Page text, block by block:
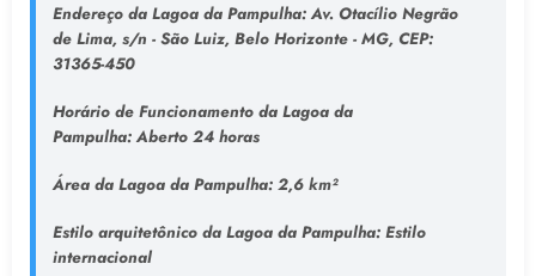
Endereço da Lagoa da Pampulha: Av. Otacílio Negrão
de Lima, s/n - São Luiz, Belo Horizonte - MG, CEP:
31365-450
Horário de Funcionamento da Lagoa da
Pampulha:Aberto 24 horas
Área da Lagoa da Pampulha:2,6 km²
Estilo arquitetônico da Lagoa da Pampulha:Estilo
internacional